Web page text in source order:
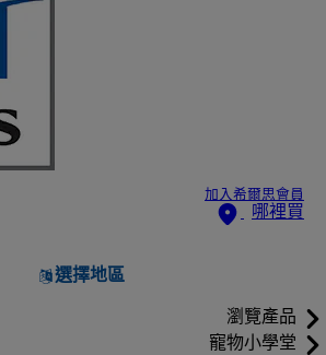
加入希爾思會員
哪裡買
選擇地區
瀏覽產品
寵物小學堂